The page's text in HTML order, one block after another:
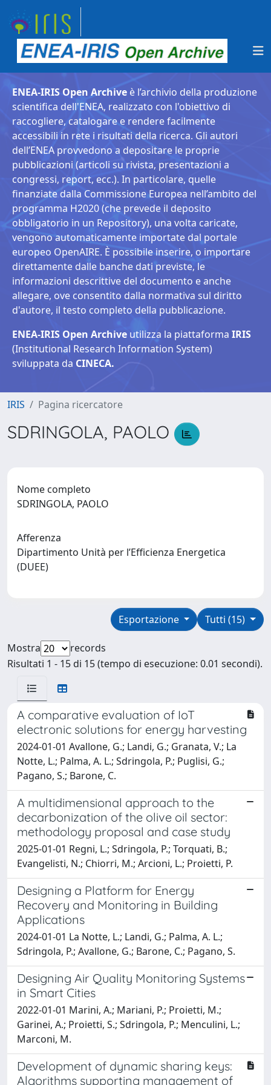
ENEA-IRIS Open Archive è l’archivio della produzione
scientifica dell'ENEA, realizzato con l'obiettivo di
raccogliere, catalogare e rendere facilmente
accessibili in rete i risultati della ricerca. Gli autori
dell’ENEA provvedono a depositare le proprie
pubblicazioni (articoli su rivista, presentazioni a
congressi, report, ecc.). In particolare, quelle
finanziate dalla Commissione Europea nell’ambito del
programma H2020 (che prevede il deposito
obbligatorio in un Repository), una volta caricate,
vengono automaticamente importate dal portale
europeo OpenAIRE. È possibile inserire, o importare
direttamente dalle banche dati previste, le
informazioni descrittive del documento e anche
allegare, ove consentito dalla normativa sul diritto
d'autore, il testo completo della pubblicazione.
ENEA-IRIS Open Archive utilizza la piattaforma IRIS
(Institutional Research Information System)
sviluppata da CINECA.
IRIS Pagina ricercatore
SDRINGOLA, PAOLO
Nome completo
SDRINGOLA, PAOLO
Afferenza
Dipartimento Unità per l’Efficienza Energetica
(DUEE)
Tutti (15)
Esportazione
Mostra
records
Risultati 1 - 15 di 15 (tempo di esecuzione: 0.01 secondi).
A comparative evaluation of IoT
electronic solutions for energy harvesting
2024-01-01 Avallone, G.; Landi, G.; Granata, V.; La
Notte, L.; Palma, A. L.; Sdringola, P.; Puglisi, G.;
Pagano, S.; Barone, C.
A multidimensional approach to the
decarbonization of the olive oil sector:
methodology proposal and case study
2025-01-01 Regni, L.; Sdringola, P.; Torquati, B.;
Evangelisti, N.; Chiorri, M.; Arcioni, L.; Proietti, P.
Designing a Platform for Energy
Recovery and Monitoring in Building
Applications
2024-01-01 La Notte, L.; Landi, G.; Palma, A. L.;
Sdringola, P.; Avallone, G.; Barone, C.; Pagano, S.
Designing Air Quality Monitoring Systems
in Smart Cities
2022-01-01 Marini, A.; Mariani, P.; Proietti, M.;
Garinei, A.; Proietti, S.; Sdringola, P.; Menculini, L.;
Marconi, M.
Development of dynamic sharing keys:
Algorithms supporting management of